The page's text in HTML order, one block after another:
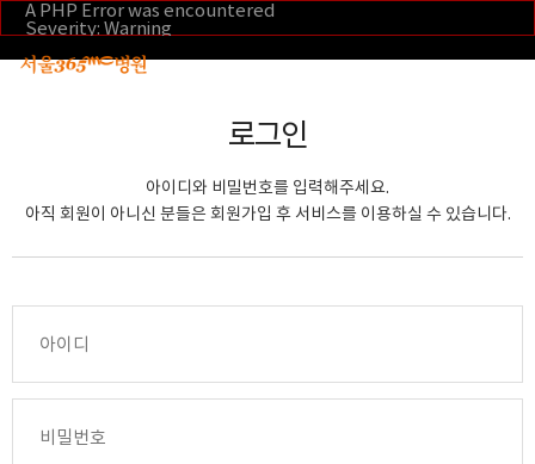
A PHP Error was encountered
Severity: Warning
Filename: _inc/header_body.php
Line Number: 108
/home/suction/public_html/application/views/mobile/
/home/suction/public_html/application/views/mobile/
Line: 295
File:
Function: view
File:
/home/suction/public_html/application/controllers/
Function: view_print
File: /home/suction/public_html/index.php
Function: require_once
본문 바로가기
로그인
아이디와 비밀번호를 입력해주세요.
아직 회원이 아니신 분들은 회원가입 후 서비스를 이용하실 수 있습니다.